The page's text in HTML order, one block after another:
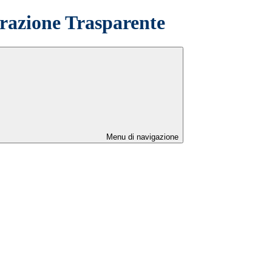
Trasparente
Menu di navigazione